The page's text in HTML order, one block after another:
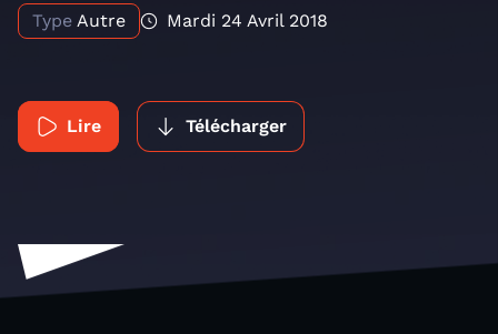
Type Autre Mardi 24 Avril 2018
Lire Télécharger